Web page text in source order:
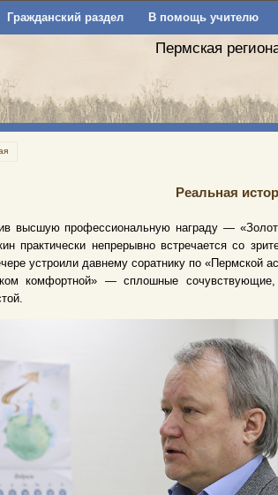
Гражданский раздел В помощь учителю
Пермская
Реальная
высшую профес­сиональную награду —
практически непрерывно встречается со
устроили давнему соратнику по «Пермской
комфортной» — сплошные сочувствующие,